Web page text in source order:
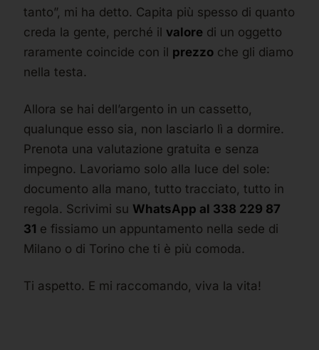
tanto”, mi ha detto. Capita più spesso di quanto
creda la gente, perché il valore di un oggetto
raramente coincide con il prezzo che gli diamo
nella testa.
Allora se hai dell’argento in un cassetto,
qualunque esso sia, non lasciarlo lì a dormire.
Prenota una valutazione gratuita e senza
impegno. Lavoriamo solo alla luce del sole:
documento alla mano, tutto tracciato, tutto in
regola. Scrivimi su WhatsApp al 338 229 87
31 e fissiamo un appuntamento nella sede di
Milano o di Torino che ti è più comoda.
Ti aspetto. E mi raccomando, viva la vita!